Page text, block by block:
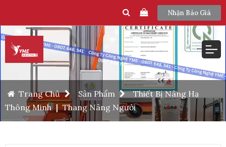
Nhận Báo Giá
Trang Chủ Sản Phẩm
Thiết Bị Nâng Hạ
Thông Minh | Thang Nâng Người